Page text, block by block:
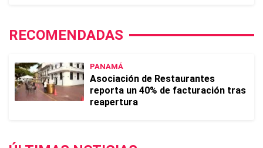
RECOMENDADAS
PANAMÁ
Asociación de Restaurantes
reporta un 40% de facturación tras
reapertura